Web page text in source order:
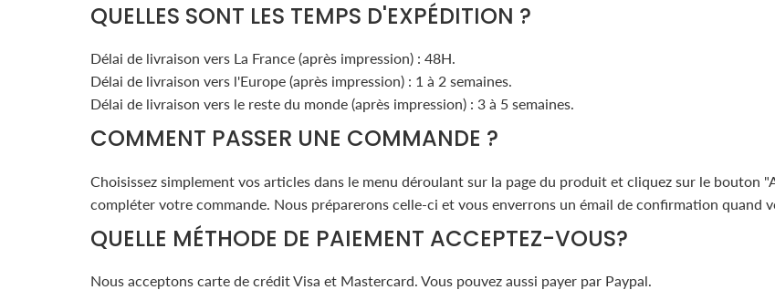
QUELLES SONT LES TEMPS D'EXPÉDITION ?
Délai de livraison vers La France (après impression) : 48H.
Délai de livraison vers l'Europe (après impression) : 1 à 2 semaines.
Délai de livraison vers le reste du monde (après impression) : 3 à 5 semaines.
COMMENT PASSER UNE COMMANDE ?
Choisissez simplement vos articles dans le menu déroulant sur la page du produit et cliquez sur le bouton
compléter votre commande. Nous préparerons celle-ci et vous enverrons un émail de confirmation quand
QUELLE MÉTHODE DE PAIEMENT ACCEPTEZ-VOUS?
Nous acceptons carte de crédit Visa et Mastercard. Vous pouvez aussi payer par Paypal.